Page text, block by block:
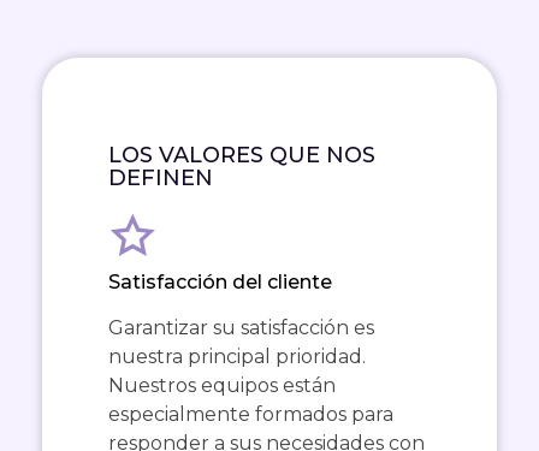
LOS VALORES QUE NOS
DEFINEN
Satisfacción del cliente
Garantizar su satisfacción es
nuestra principal prioridad.
Nuestros equipos están
especialmente formados para
responder a sus necesidades con